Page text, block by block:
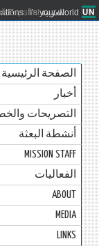
It's your world.
العربية Español
الصفحة الرئيسية
أخبار
التصريحات
أنشطة البعثة
MISSION STAFF
الفعاليات
ABOUT
MEDIA
LINKS